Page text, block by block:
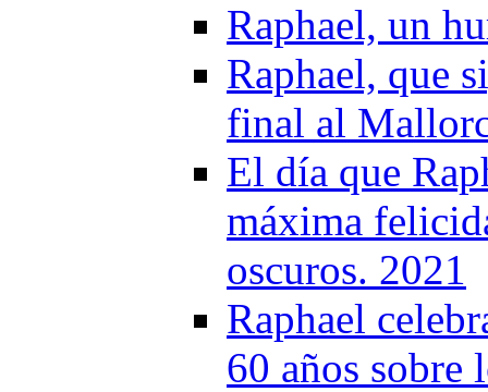
Raphael, un
Raphael, que
final al
El día que
máxima
oscuros. 2021
Raphael
60 años sobre